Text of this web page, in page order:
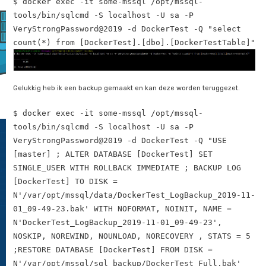
ik
deel
te
Allereerst verwijder ik wat (random) data uit de tabel, om een
gebruikersfout te simuleren. Met deze query worden 500
nummers gegenereerd en het record met dat id wordt
$ docker exec -it some-mssql /opt/mssql-
VeryStrongPassword@2019 -d DockerTest -
@num int; set @num =1; while @num < 500
delete from
where id = (SELECT CAST(RAND()*10000 AS
@num = @num + 1 ; end ;"
...